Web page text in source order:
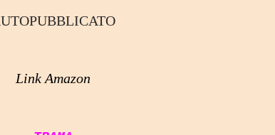
AUTOPUBBLICATO
Link Amazon